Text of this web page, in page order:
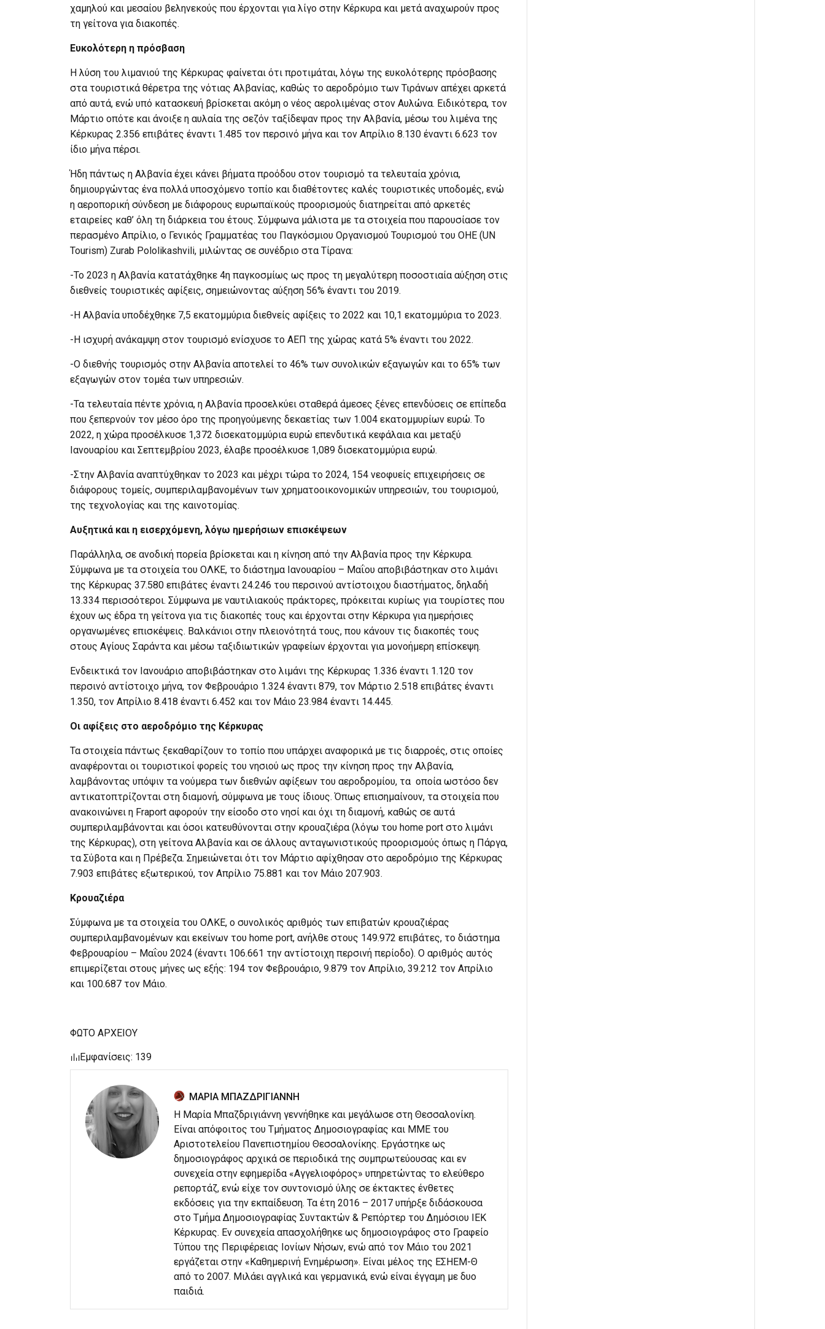
χαμηλού και μεσαίου βεληνεκούς που έρχονται για λίγο στην Κέρκυρα και μετά αναχωρούν προς
τη γείτονα για διακοπές.
Ευκολότερη η πρόσβαση
Η λύση του λιμανιού της Κέρκυρας φαίνεται ότι προτιμάται, λόγω της ευκολότερης πρόσβασης
στα τουριστικά θέρετρα της νότιας Αλβανίας, καθώς το αεροδρόμιο των Τιράνων απέχει αρκετά
από αυτά, ενώ υπό κατασκευή βρίσκεται ακόμη ο νέος αερολιμένας στον Αυλώνα. Ειδικότερα, τον
Μάρτιο οπότε και άνοιξε η αυλαία της σεζόν ταξίδεψαν προς την Αλβανία, μέσω του λιμένα της
Κέρκυρας 2.356 επιβάτες έναντι 1.485 τον περσινό μήνα και τον Απρίλιο 8.130 έναντι 6.623 τον
ίδιο μήνα πέρσι.
Ήδη πάντως η Αλβανία έχει κάνει βήματα προόδου στον τουρισμό τα τελευταία χρόνια,
δημιουργώντας ένα πολλά υποσχόμενο τοπίο και διαθέτοντες καλές τουριστικές υποδομές, ενώ
η αεροπορική σύνδεση με διάφορους ευρωπαϊκούς προορισμούς διατηρείται από αρκετές
εταιρείες καθ’ όλη τη διάρκεια του έτους. Σύμφωνα μάλιστα με τα στοιχεία που παρουσίασε τον
περασμένο Απρίλιο, ο Γενικός Γραμματέας του Παγκόσμιου Οργανισμού Τουρισμού του ΟΗΕ (UN
Tourism) Zurab Pololikashvili, μιλώντας σε συνέδριο στα Τίρανα:
-Το 2023 η Αλβανία κατατάχθηκε 4η παγκοσμίως ως προς τη μεγαλύτερη ποσοστιαία αύξηση στις
διεθνείς τουριστικές αφίξεις, σημειώνοντας αύξηση 56% έναντι του 2019.
-Η Αλβανία υποδέχθηκε 7,5 εκατομμύρια διεθνείς αφίξεις το 2022 και 10,1 εκατομμύρια το 2023.
-Η ισχυρή ανάκαμψη στον τουρισμό ενίσχυσε το ΑΕΠ της χώρας κατά 5% έναντι του 2022.
-Ο διεθνής τουρισμός στην Αλβανία αποτελεί το 46% των συνολικών εξαγωγών και το 65% των
εξαγωγών στον τομέα των υπηρεσιών.
-Τα τελευταία πέντε χρόνια, η Αλβανία προσελκύει σταθερά άμεσες ξένες επενδύσεις σε επίπεδα
που ξεπερνούν τον μέσο όρο της προηγούμενης δεκαετίας των 1.004 εκατομμυρίων ευρώ. Το
2022, η χώρα προσέλκυσε 1,372 δισεκατομμύρια ευρώ επενδυτικά κεφάλαια και μεταξύ
Ιανουαρίου και Σεπτεμβρίου 2023, έλαβε προσέλκυσε 1,089 δισεκατομμύρια ευρώ.
-Στην Αλβανία αναπτύχθηκαν το 2023 και μέχρι τώρα το 2024, 154 νεοφυείς επιχειρήσεις σε
διάφορους τομείς, συμπεριλαμβανομένων των χρηματοοικονομικών υπηρεσιών, του τουρισμού,
της τεχνολογίας και της καινοτομίας.
Αυξητικά και η εισερχόμενη, λόγω ημερήσιων επισκέψεων
Παράλληλα, σε ανοδική πορεία βρίσκεται και η κίνηση από την Αλβανία προς την Κέρκυρα.
Σύμφωνα με τα στοιχεία του ΟΛΚΕ, το διάστημα Ιανουαρίου – Μαΐου αποβιβάστηκαν στο λιμάνι
της Κέρκυρας 37.580 επιβάτες έναντι 24.246 του περσινού αντίστοιχου διαστήματος, δηλαδή
13.334 περισσότεροι. Σύμφωνα με ναυτιλιακούς πράκτορες, πρόκειται κυρίως για τουρίστες που
έχουν ως έδρα τη γείτονα για τις διακοπές τους και έρχονται στην Κέρκυρα για ημερήσιες
οργανωμένες επισκέψεις. Βαλκάνιοι στην πλειονότητά τους, που κάνουν τις διακοπές τους
στους Αγίους Σαράντα και μέσω ταξιδιωτικών γραφείων έρχονται για μονοήμερη επίσκεψη.
Ενδεικτικά τον Ιανουάριο αποβιβάστηκαν στο λιμάνι της Κέρκυρας 1.336 έναντι 1.120 τον
περσινό αντίστοιχο μήνα, τον Φεβρουάριο 1.324 έναντι 879, τον Μάρτιο 2.518 επιβάτες έναντι
1.350, τον Απρίλιο 8.418 έναντι 6.452 και τον Μάιο 23.984 έναντι 14.445.
Οι αφίξεις στο αεροδρόμιο της Κέρκυρας
Τα στοιχεία πάντως ξεκαθαρίζουν το τοπίο που υπάρχει αναφορικά με τις διαρροές, στις οποίες
αναφέρονται οι τουριστικοί φορείς του νησιού ως προς την κίνηση προς την Αλβανία,
λαμβάνοντας υπόψιν τα νούμερα των διεθνών αφίξεων του αεροδρομίου, τα οποία ωστόσο δεν
αντικατοπτρίζονται στη διαμονή, σύμφωνα με τους ίδιους. Όπως επισημαίνουν, τα στοιχεία που
ανακοινώνει η Fraport αφορούν την είσοδο στο νησί και όχι τη διαμονή, καθώς σε αυτά
συμπεριλαμβάνονται και όσοι κατευθύνονται στην κρουαζιέρα (λόγω του home port στο λιμάνι
της Κέρκυρας), στη γείτονα Αλβανία και σε άλλους ανταγωνιστικούς προορισμούς όπως η Πάργα,
τα Σύβοτα και η Πρέβεζα. Σημειώνεται ότι τον Μάρτιο αφίχθησαν στο αεροδρόμιο της Κέρκυρας
7.903 επιβάτες εξωτερικού, τον Απρίλιο 75.881 και τον Μάιο 207.903.
Κρουαζιέρα
Σύμφωνα με τα στοιχεία του ΟΛΚΕ, ο συνολικός αριθμός των επιβατών κρουαζιέρας
συμπεριλαμβανομένων και εκείνων του home port, ανήλθε στους 149.972 επιβάτες, το διάστημα
Φεβρουαρίου – Μαΐου 2024 (έναντι 106.661 την αντίστοιχη περσινή περίοδο). Ο αριθμός αυτός
επιμερίζεται στους μήνες ως εξής: 194 τον Φεβρουάριο, 9.879 τον Απρίλιο, 39.212 τον Απρίλιο
και 100.687 τον Μάιο.
ΦΩΤΟ ΑΡΧΕΙΟΥ
Εμφανίσεις: 139
ΜΑΡΙΑ ΜΠΑΖΔΡΙΓΙΑΝΝΗ
Η Μαρία Μπαζδριγιάννη γεννήθηκε και μεγάλωσε στη Θεσσαλονίκη.
Είναι απόφοιτος του Τμήματος Δημοσιογραφίας και ΜΜΕ του
Αριστοτελείου Πανεπιστημίου Θεσσαλονίκης. Εργάστηκε ως
δημοσιογράφος αρχικά σε περιοδικά της συμπρωτεύουσας και εν
συνεχεία στην εφημερίδα «Αγγελιοφόρος» υπηρετώντας το ελεύθερο
ρεπορτάζ, ενώ είχε τον συντονισμό ύλης σε έκτακτες ένθετες
εκδόσεις για την εκπαίδευση. Τα έτη 2016 – 2017 υπήρξε διδάσκουσα
στο Τμήμα Δημοσιογραφίας Συντακτών & Ρεπόρτερ του Δημόσιου ΙΕΚ
Κέρκυρας. Εν συνεχεία απασχολήθηκε ως δημοσιογράφος στο Γραφείο
Τύπου της Περιφέρειας Ιονίων Νήσων, ενώ από τον Μάιο του 2021
εργάζεται στην «Καθημερινή Ενημέρωση». Είναι μέλος της ΕΣΗΕΜ-Θ
από το 2007. Μιλάει αγγλικά και γερμανικά, ενώ είναι έγγαμη με δυο
παιδιά.